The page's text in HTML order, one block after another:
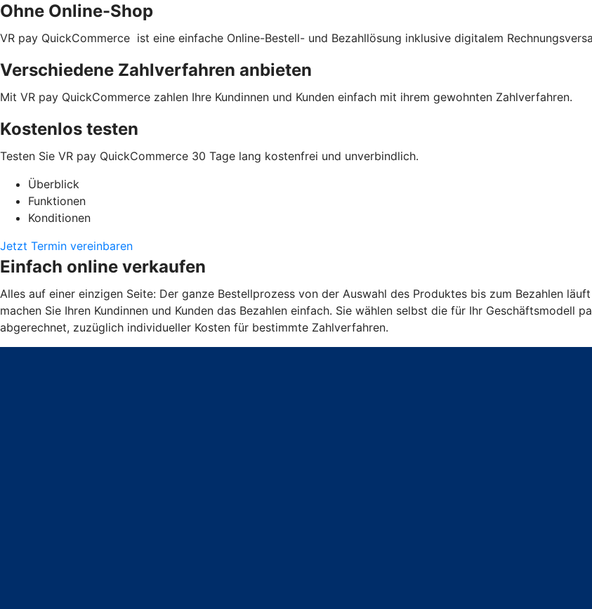
Ohne Online-Shop
VR pay QuickCommerce ist eine einfache Online-Bestell- und Bezahllösung inklusive digitalem
Verschiedene Zahlverfahren anbieten
Mit VR pay QuickCommerce zahlen Ihre Kundinnen und Kunden einfach mit ihrem gewohnten Zahlverfahren.
Kostenlos testen
Testen Sie VR pay QuickCommerce 30 Tage lang kostenfrei und unverbindlich.
Überblick
Funktionen
Konditionen
Jetzt Termin vereinbaren
Einfach online verkaufen
Alles auf einer einzigen Seite: Der ganze Bestellprozess von der Auswahl des Produktes bis zum Bezahlen
machen Sie Ihren Kundinnen und Kunden das Bezahlen einfach. Sie wählen selbst die für Ihr Geschäftsmodell
abgerechnet, zuzüglich individueller Kosten für bestimmte Zahlverfahren.